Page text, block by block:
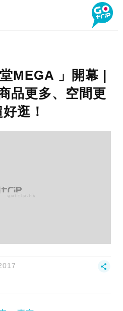
MEGA 」開幕 |
品更多、空間更
逛！